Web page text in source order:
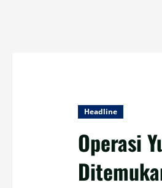
Headline
Operasi